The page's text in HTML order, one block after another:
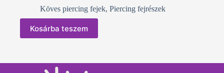
Köves piercing fejek, Piercing fejrészek
Kosárba teszem